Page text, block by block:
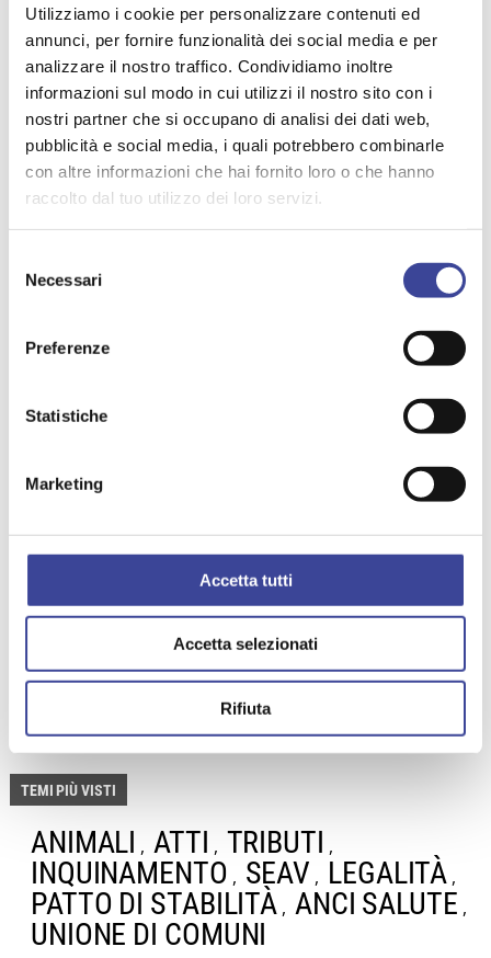
Utilizziamo i cookie per personalizzare contenuti ed
annunci, per fornire funzionalità dei social media e per
analizzare il nostro traffico. Condividiamo inoltre
informazioni sul modo in cui utilizzi il nostro sito con i
nostri partner che si occupano di analisi dei dati web,
pubblicità e social media, i quali potrebbero combinarle
con altre informazioni che hai fornito loro o che hanno
raccolto dal tuo utilizzo dei loro servizi.
delNecessari
Preferenze
Statistiche
Marketing
Accetta tutti
Accetta selezionati
Rifiuta
teleraffrescamento efficiente o della centrale di
produzione di energia termica e/o frigorifera;
almeno il 40% dei fondi sono destinati ad interventi
nelle Regioni del Sud.
Le domande di accesso agli incentivi potranno
essere presentate, entro le ore 10.00 del 6
ottobre, attraverso il portale messo a disposizione
del GSE (vedihttps://www.gse.it/servizi-per-
te/news/teleriscaldamento-il-gse-fornisce-
delle-domande-di-accesso-agli-incentivi-de
informazioni sono disponibili al link
Daniele Davide Barletta
Agricoltura e Green Economy
Coordinatore
Dipartimento Servizi Pubblici Locali, Ambiente,
Agricoltura e Green Economy
TEMI PIÙ VISTI
ANIMALI , ATTI , TRIBUTI ,
INQUINAMENTO , SEAV , LEGALITÀ ,
PATTO DI STABILITÀ , ANCI SALUTE ,
UNIONE DI COMUNI